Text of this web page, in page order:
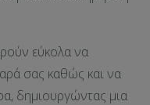
εύκολα να
σας καθώς και να
δημιουργώντας μια